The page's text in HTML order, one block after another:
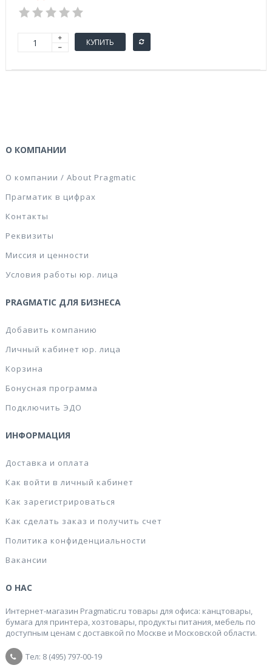
КУПИТЬ
О КОМПАНИИ
О компании / About Pragmatic
Прагматик в цифрах
Контакты
Реквизиты
Миссия и ценности
Условия работы юр. лица
PRAGMATIC ДЛЯ БИЗНЕСА
Добавить компанию
Личный кабинет юр. лица
Корзина
Бонусная программа
Подключить ЭДО
ИНФОРМАЦИЯ
Доставка и оплата
Как войти в личный кабинет
Как зарегистрироваться
Как сделать заказ и получить счет
Политика конфиденциальности
Вакансии
О НАС
Интернет-магазин Pragmatic.ru товары для офиса: канцтовары,
бумага для принтера, хозтовары, продукты питания, мебель по
доступным ценам с доставкой по Москве и Московской области.
Тел: 8 (495) 797-00-19